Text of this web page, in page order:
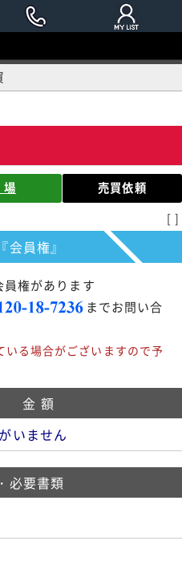
場 売買依頼
[ ]
会員権』
員権があります
までお問い合
る場合がございますので予
金 額
いません
必要書類